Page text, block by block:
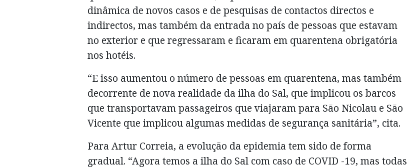
dinâmica de novos casos e de pesquisas de contactos directos e
indirectos, mas também da entrada no país de pessoas que estavam
no exterior e que regressaram e ficaram em quarentena obrigatória
nos hotéis.
“E isso aumentou o número de pessoas em quarentena, mas também
decorrente de nova realidade da ilha do Sal, que implicou os barcos
que transportavam passageiros que viajaram para São Nicolau e São
Vicente que implicou algumas medidas de segurança sanitária”, cita.
Para Artur Correia, a evolução da epidemia tem sido de forma
gradual. “Agora temos a ilha do Sal com caso de COVID -19, mas todas